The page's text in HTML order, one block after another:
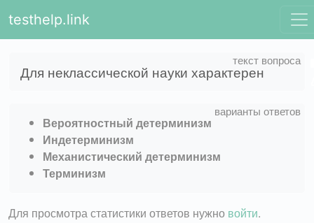
testhelp.link
Для неклассической науки характерен
Вероятностный детерминизм
Индетерминизм
Механистический детерминизм
Терминизм
Для просмотра статистики ответов нужно войти.